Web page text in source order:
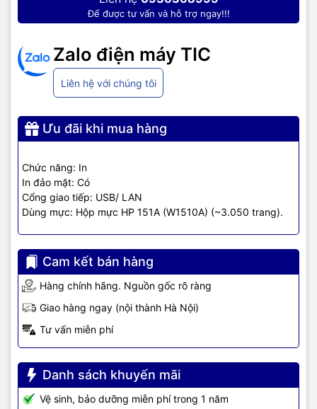
Để được tư vấn và hỗ trợ ngay!!!
Zalo điện máy TIC
Liên hệ với chúng tôi
Ưu đãi khi mua hàng
Chức năng: In
In đảo mặt: Có
Cổng giao tiếp: USB/ LAN
Dùng mực: Hộp mực HP 151A (W1510A) (~3.050 trang).
Cam kết bán hàng
Hàng chính hãng. Nguồn gốc rõ ràng
Giao hàng ngay (nội thành Hà Nội)
Tư vấn miễn phí
Danh sách khuyến mãi
Vệ sinh, bảo dưỡng miễn phí trong 1 năm
Kết nối dễ dàng, in wifi thuận
tiện
Với
qua 1USBhoặc cácứng dụngđơn giản mà không cần dây nối với
các thao tác phức tạp.
Tận hưởng sự tiện lợi của việc
các thiết bị lưu trữ dữ liệu di động USB ở nhiều định dạng PDF,
JPEG và TIFF.
tại Việt Nam. Chúng tôi chuyên cung cấp đa dạng sản phẩm:
Laptop,Máy tính PC,Máy chủ - Server,Thiết bị mạng,Camera
giám sát,Tổng đài, Màn hình tương tác,Linh kiện máy tính